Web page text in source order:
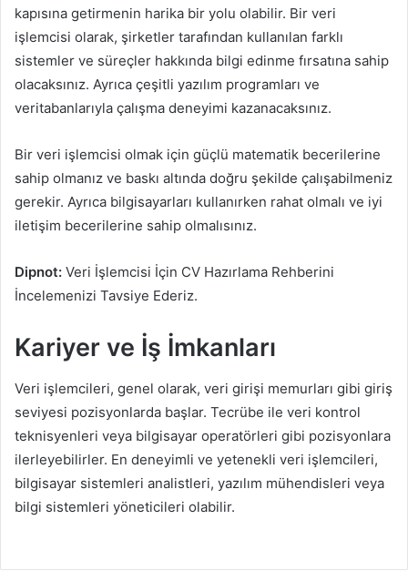
kapısına getirmenin harika bir yolu olabilir. Bir veri
işlemcisi olarak, şirketler tarafından kullanılan farklı
sistemler ve süreçler hakkında bilgi edinme fırsatına sahip
olacaksınız. Ayrıca çeşitli yazılım programları ve
veritabanlarıyla çalışma deneyimi kazanacaksınız.
Bir veri işlemcisi olmak için güçlü matematik becerilerine
sahip olmanız ve baskı altında doğru şekilde çalışabilmeniz
gerekir. Ayrıca bilgisayarları kullanırken rahat olmalı ve iyi
iletişim becerilerine sahip olmalısınız.
Dipnot: Veri İşlemcisi İçin CV Hazırlama Rehberini
İncelemenizi Tavsiye Ederiz.
Kariyer ve İş İmkanları
Veri işlemcileri, genel olarak, veri girişi memurları gibi giriş
seviyesi pozisyonlarda başlar. Tecrübe ile veri kontrol
teknisyenleri veya bilgisayar operatörleri gibi pozisyonlara
ilerleyebilirler. En deneyimli ve yetenekli veri işlemcileri,
bilgisayar sistemleri analistleri, yazılım mühendisleri veya
bilgi sistemleri yöneticileri olabilir.